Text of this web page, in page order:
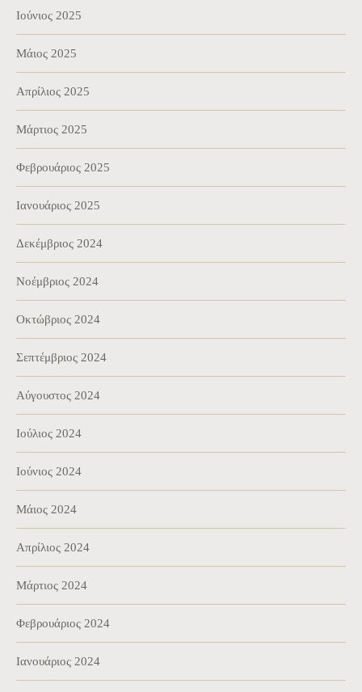
Ιούνιος 2025
Μάιος 2025
Απρίλιος 2025
Μάρτιος 2025
Φεβρουάριος 2025
Ιανουάριος 2025
Δεκέμβριος 2024
Νοέμβριος 2024
Οκτώβριος 2024
Σεπτέμβριος 2024
Αύγουστος 2024
Ιούλιος 2024
Ιούνιος 2024
Μάιος 2024
Απρίλιος 2024
Μάρτιος 2024
Φεβρουάριος 2024
Ιανουάριος 2024